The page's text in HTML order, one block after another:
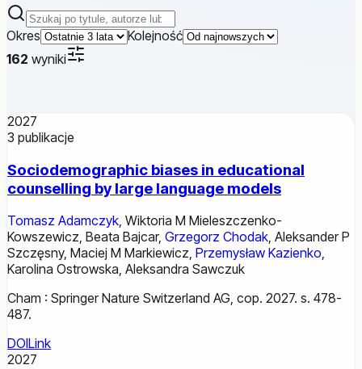
Szukaj publikacji
Okres
Kolejność
162 wyniki
2027
3 publikacje
Sociodemographic biases in educational
counselling by large language models
Tomasz Adamczyk, Wiktoria M Mieleszczenko-
Kowszewicz, Beata Bajcar, Grzegorz Chodak, Aleksander P
Szczęsny, Maciej M Markiewicz, Przemysław Kazienko,
Karolina Ostrowska, Aleksandra Sawczuk
Cham : Springer Nature Switzerland AG, cop. 2027. s. 478-
487.
DOILink
2027